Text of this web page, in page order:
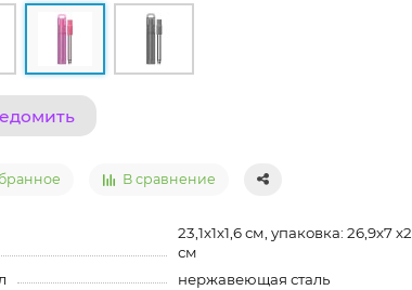
В сравнение
23,1х1х1,6 см, упаковка: 26,9х7 х2
см
нержавеющая сталь